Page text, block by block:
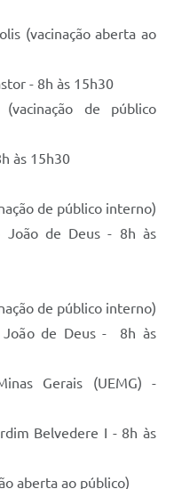
(vacinação aberta ao
- 8h às 15h30
de público
às 15h30
de público interno)
João de Deus - 8h às
de público interno)
João de Deus - 8h às
Gerais (UEMG) -
Belvedere I - 8h às
aberta ao público)